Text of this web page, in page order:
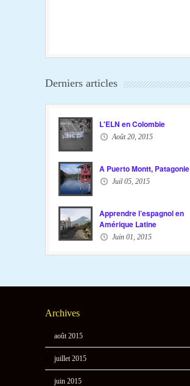
Derniers articles
L'ELN en Colombie
Août 20, 2015
A Puerto Montt, Patagonie
Juil 05, 2015
Apprendre l’espagnol en
Amérique Latine
Juin 01, 2015
Archives
août 2015
juillet 2015
juin 2015